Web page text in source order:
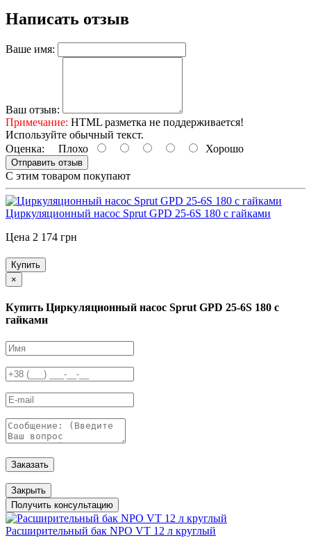
Написать отзыв
Ваше имя:
Ваш отзыв:
Примечание: HTML разметка не поддерживается!
Используйте обычный текст.
Оценка: Плохо Хорошо
Отправить отзыв
С этим товаром покупают
Циркуляционный насос Sprut GPD 25-6S 180 с гайками
Цена 2 174 грн
Купить
×
Купить Циркуляционный насос Sprut GPD 25-6S 180 с
гайками
Заказать
Закрыть
Получить консультацию
Расширительный бак NPO VT 12 л круглый